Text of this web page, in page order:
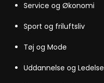
Service og Økonomi
Sport og friluftsliv
Tøj og Mode
Uddannelse og Ledelse